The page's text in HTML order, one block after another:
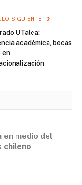
SIGUIENTE
UTalca:
académica, becas
en
en medio del
chileno